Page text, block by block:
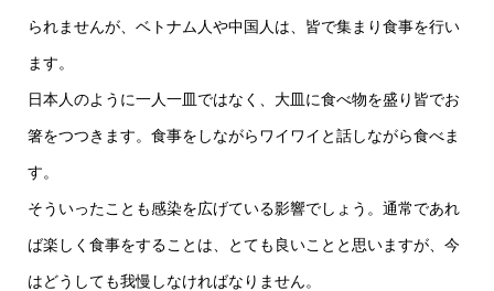
られませんが、ベトナム人や中国人は、皆で集まり食事を行い
ます。
日本人のように一人一皿ではなく、大皿に食べ物を盛り皆でお
箸をつつきます。食事をしながらワイワイと話しながら食べま
す。
そういったことも感染を広げている影響でしょう。通常であれ
ば楽しく食事をすることは、とても良いことと思いますが、今
はどうしても我慢しなければなりません。